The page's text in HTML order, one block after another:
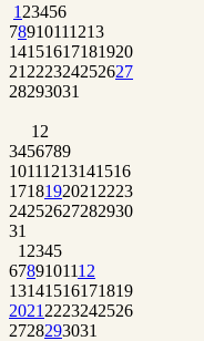
1 23456
78910111213
14151617181920
21 222324252627
28293031
1 2
3456789
10111213141516
1718192021 2223
24252627282930
31
1 2345
6789101112
13141516171819
2021 2223242526
2728293031